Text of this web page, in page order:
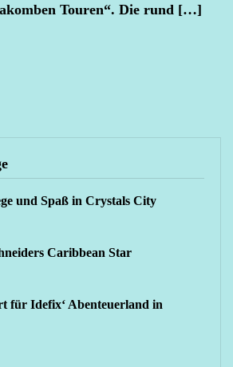
Touren“. Die rund […]
und Spaß in Crystals City
Caribbean Star
für Idefix‘ Abenteuerland in